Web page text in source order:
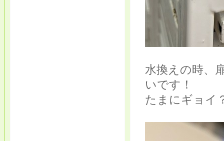
水換えの時、
いです！
たまにギョイ